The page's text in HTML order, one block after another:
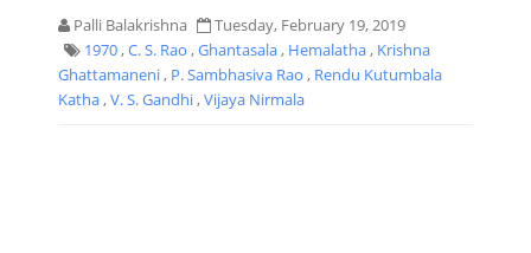
Palli Balakrishna
Tuesday, February 19, 2019
1970,C. S. Rao ,Ghantasala, Hemalatha, Krishna
Ghattamaneni, P. Sambhasiva Rao , Rendu Kutumbala
Katha,V. S. Gandhi,Vijaya Nirmala